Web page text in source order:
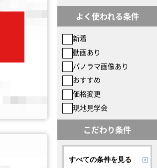
よく使われる条件
新着
動画あり
パノラマ画像あり
おすすめ
価格変更
現地見学会
こだわり条件
すべての条件を見る